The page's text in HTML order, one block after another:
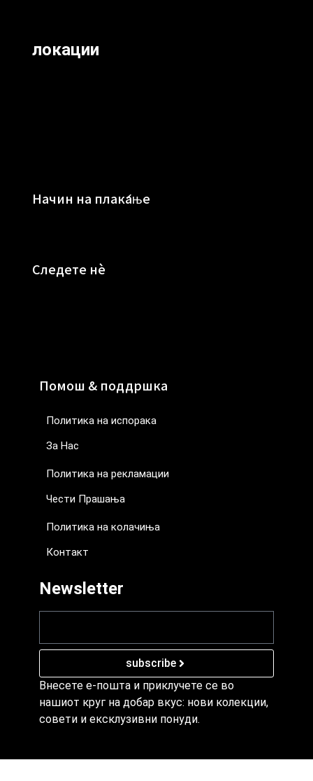
локации
Начин на плаќање
Следете нè
Помош & поддршка
Политика на испорака
За Нас
Политика на рекламации
Чести Прашања
Политика на колачиња
Контакт
Newsletter
subscribe
Внесете е-пошта и приклучете се во
нашиот круг на добар вкус: нови колекции,
совети и ексклузивни понуди.